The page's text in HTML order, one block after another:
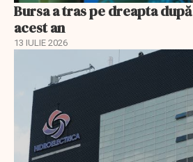
Bursa a tras pe dreapta
acest an
13 IULIE 2026